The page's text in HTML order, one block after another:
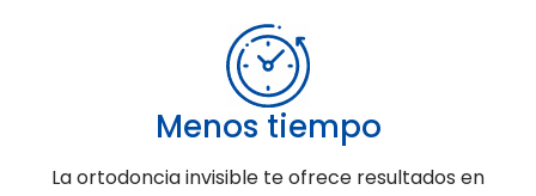
Menos tiempo
La ortodoncia invisible te ofrece resultados en